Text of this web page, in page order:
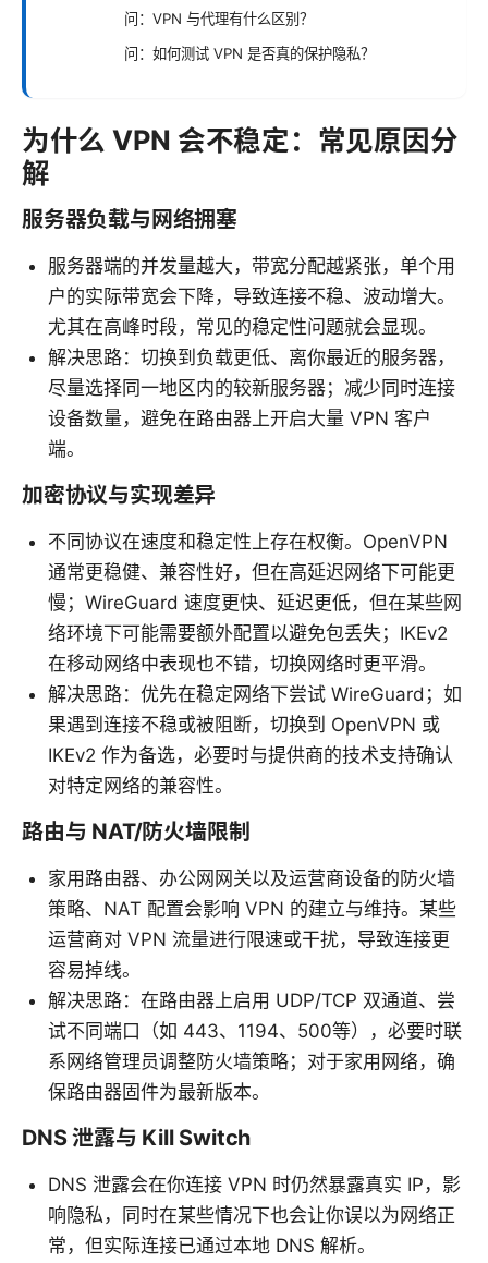
问：VPN 与代理有什么区别？
问：如何测试 VPN 是否真的保护隐私？
为什么 VPN 会不稳定：常见原因分
解
服务器负载与网络拥塞
服务器端的并发量越大，带宽分配越紧张，单个用
户的实际带宽会下降，导致连接不稳、波动增大。
尤其在高峰时段，常见的稳定性问题就会显现。
解决思路：切换到负载更低、离你最近的服务器，
尽量选择同一地区内的较新服务器；减少同时连接
设备数量，避免在路由器上开启大量 VPN 客户
端。
加密协议与实现差异
不同协议在速度和稳定性上存在权衡。OpenVPN
通常更稳健、兼容性好，但在高延迟网络下可能更
慢；WireGuard 速度更快、延迟更低，但在某些网
络环境下可能需要额外配置以避免包丢失；IKEv2
在移动网络中表现也不错，切换网络时更平滑。
解决思路：优先在稳定网络下尝试 WireGuard；如
果遇到连接不稳或被阻断，切换到 OpenVPN 或
IKEv2 作为备选，必要时与提供商的技术支持确认
对特定网络的兼容性。
路由与 NAT/防火墙限制
家用路由器、办公网网关以及运营商设备的防火墙
策略、NAT 配置会影响 VPN 的建立与维持。某些
运营商对 VPN 流量进行限速或干扰，导致连接更
容易掉线。
解决思路：在路由器上启用 UDP/TCP 双通道、尝
试不同端口（如 443、1194、500等），必要时联
系网络管理员调整防火墙策略；对于家用网络，确
保路由器固件为最新版本。
DNS 泄露与 Kill Switch
DNS 泄露会在你连接 VPN 时仍然暴露真实 IP，影
响隐私，同时在某些情况下也会让你误以为网络正
常，但实际连接已通过本地 DNS 解析。